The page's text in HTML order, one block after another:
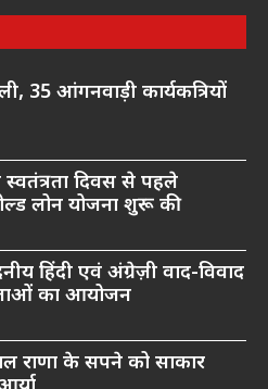
35 आंगनवाड़ी कार्यकत्रियों
दिवस से पहले
लोन योजना शुरू की
हिंदी एवं अंग्रेज़ी वाद-विवाद
का आयोजन
राणा के सपने को साकार